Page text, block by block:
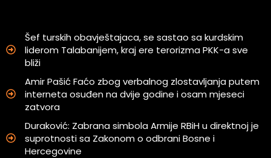
Šef turskih obavještajaca, se sastao sa kurdskim
liderom Talabanijem, kraj ere terorizma PKK-a sve
bliži
Amir Pašić Faćo zbog verbalnog zlostavljanja putem
interneta osuđen na dvije godine i osam mjeseci
zatvora
Duraković: Zabrana simbola Armije RBiH u direktnoj je
suprotnosti sa Zakonom o odbrani Bosne i
Hercegovine